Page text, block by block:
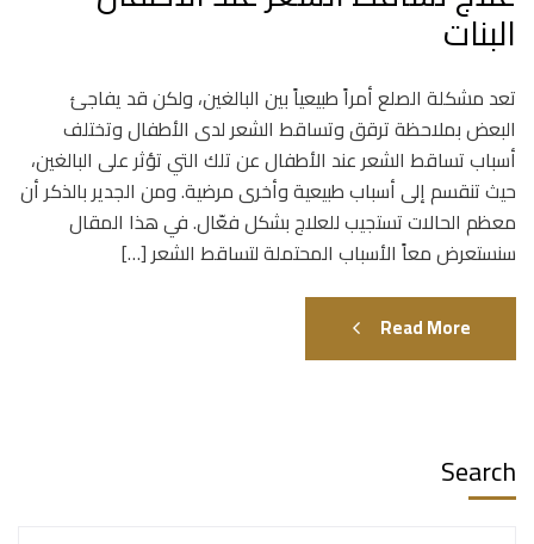
البنات
تعد مشكلة الصلع أمراً طبيعياً بين البالغين، ولكن قد يفاجئ
البعض بملاحظة ترقق وتساقط الشعر لدى الأطفال وتختلف
أسباب تساقط الشعر عند الأطفال عن تلك التي تؤثر على البالغين،
حيث تنقسم إلى أسباب طبيعية وأخرى مرضية. ومن الجدير بالذكر أن
معظم الحالات تستجيب للعلاج بشكل فعّال. في هذا المقال
سنستعرض معاً الأسباب المحتملة لتساقط الشعر […]
Read More
Search